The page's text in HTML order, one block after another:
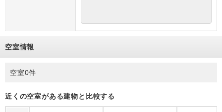
空室情報
空室0件
近くの空室がある建物と比較する